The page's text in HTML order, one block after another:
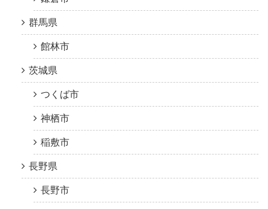
群馬県
館林市
茨城県
つくば市
神栖市
稲敷市
長野県
長野市